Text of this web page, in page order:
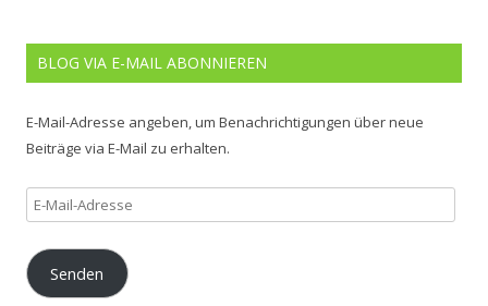
BLOG VIA E-MAIL ABONNIEREN
E-Mail-Adresse angeben, um Benachrichtigungen über neue
Beiträge via E-Mail zu erhalten.
E-
Mail-
Adresse
Senden